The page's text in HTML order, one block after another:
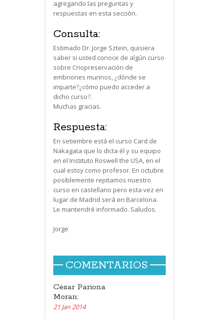
agregando las preguntas y
respuestas en esta sección.
Consulta:
Estimado Dr. Jorge Sztein, quisiera
saber si usted conoce de algún curso
sobre Criopreservación de
embriones murinos, ¿dónde se
imparte?¿cómo puedo acceder a
dicho curso?.
Muchas gracias.
Respuesta:
En setiembre está el curso Card de
Nakagata que lo dicta él y su equipo
en el Instituto Roswell the USA, en el
cual estoy como profesor. En octubre
posiblemente repitamos nuestro
curso en castellano pero esta vez en
lugar de Madrid será en Barcelona.
Le mantendré informado. Saludos.
Jorge
COMENTARIOS
César Pariona
Moran:
21 Jan 2014